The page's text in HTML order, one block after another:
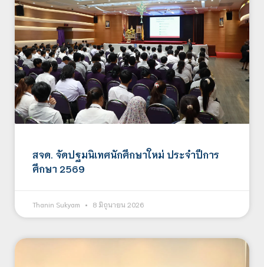
สจด. จัดปฐมนิเทศนักศึกษาใหม่ ประจำปีการ
ศึกษา 2569
Thanin Sukyam 8 มิถุนายน 2026